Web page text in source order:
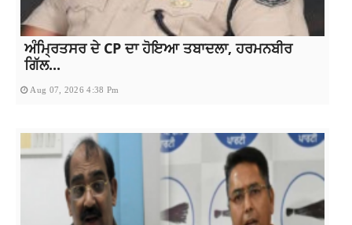
ਅੰਮ੍ਰਿਤਸਰ ਦੇ CP ਦਾ ਹੋਇਆ ਤਬਾਦਲਾ, ਹਰਮਨਬੀਰ
ਗਿੱਲ...
Aug 07, 2026 4:38 Pm